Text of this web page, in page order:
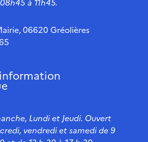
06620 Gréolières
Lundi et Jeudi. Ouvert
vendredi et samedi de 9